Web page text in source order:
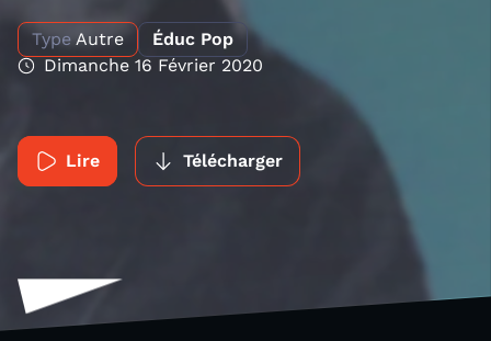
Type Autre
Éduc Pop
Dimanche 16 Février 2020
Lire Télécharger